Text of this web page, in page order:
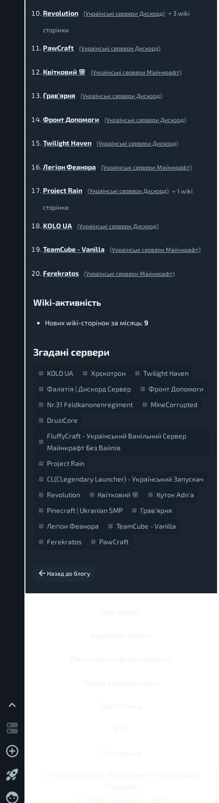
Revolution (Українські сервери Дискорд) + 3 wiki
сторінки
PawCraft (Українські сервери Дискорд)
Квітковий 🌸 (Українські сервери Майнкрафт)
Грав'ярня (Українські сервери Дискорд)
Фронт Допомоги (Українські сервери Дискорд)
Twilight Haven (Українські сервери Дискорд)
Легіон Феанора (Українські сервери Майнкрафт)
Project Rain (Українські сервери Дискорд) + 1 wiki
сторінка
KOLO UA (Українські сервери Дискорд)
TeamCube - Vanilla (Українські сервери Майнкрафт)
Ferekratos (Українські сервери Майнкрафт)
Wiki-активність
Нових wiki-сторінок за місяць:9
Згадані сервери
KOLO UA Хрєкотрон
Twilight Haven
Фалатія | Дискорд Сервер
Фронт Допомоги
Nr.31 Feldkanonenregiment
MineCorrupted
DruziCore
FluffyCraft - Український Ванільний Сервер
Майнкрафт Без Вайпів
Project Rain
CL(CLegendary Launcher) - Український Запускач
Revolution
Квітковий 🌸
Куток Adn'a
Pinecraft | Ukranian SMP
Грав'ярня
Легіон Феанора
TeamCube - Vanilla
Ferekratos
PawCraft
Назад до блогу